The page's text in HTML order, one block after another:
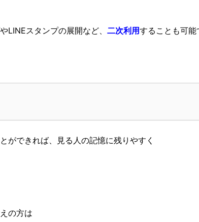
LINEスタンプの展開など、 二次利用することも可能
ができれば、見る人の記憶に残りやすく
の方は